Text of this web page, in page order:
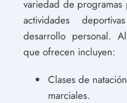
variedad de
actividades
desarrollo personal.
que ofrecen incluyen:
Clases de
marciales.